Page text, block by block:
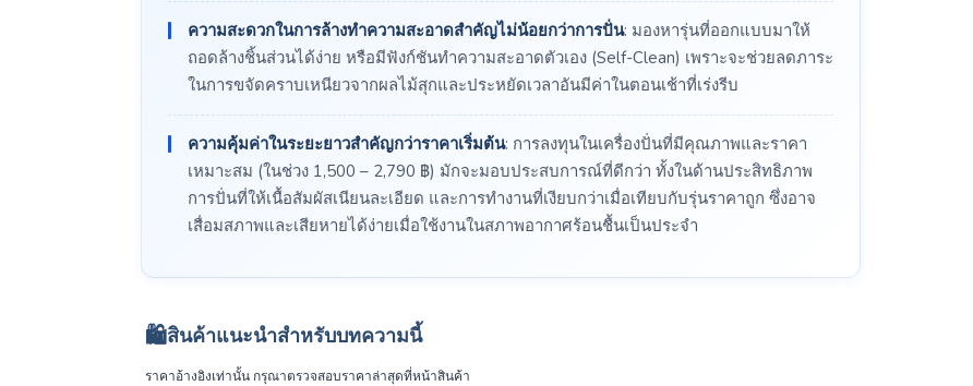
ความสะดวกในการล้างทำความสะอาดสำคัญไม่น้อยกว่าการปั่น: มองหารุ่นที่ออกแบบมาให้
ถอดล้างชิ้นส่วนได้ง่าย หรือมีฟังก์ชันทำความสะอาดตัวเอง (Self-Clean) เพราะจะช่วยลดภาระ
ในการขจัดคราบเหนียวจากผลไม้สุกและประหยัดเวลาอันมีค่าในตอนเช้าที่เร่งรีบ
ความคุ้มค่าในระยะยาวสำคัญกว่าราคาเริ่มต้น: การลงทุนในเครื่องปั่นที่มีคุณภาพและราคา
เหมาะสม (ในช่วง 1,500 – 2,790 ฿) มักจะมอบประสบการณ์ที่ดีกว่า ทั้งในด้านประสิทธิภาพ
การปั่นที่ให้เนื้อสัมผัสเนียนละเอียด และการทำงานที่เงียบกว่าเมื่อเทียบกับรุ่นราคาถูก ซึ่งอาจ
เสื่อมสภาพและเสียหายได้ง่ายเมื่อใช้งานในสภาพอากาศร้อนชื้นเป็นประจำ
🛍️สินค้าแนะนำสำหรับบทความนี้
ราคาอ้างอิงเท่านั้น กรุณาตรวจสอบราคาล่าสุดที่หน้าสินค้า